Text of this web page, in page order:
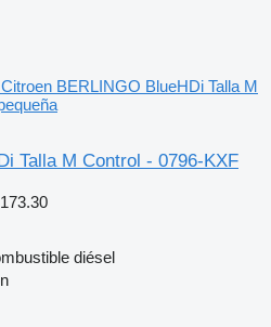
Citroen BERLINGO BlueHDi Talla M
Talla M Control - 0796-KXF
diésel